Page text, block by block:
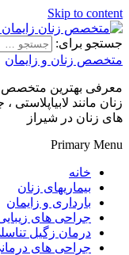
Skip to content
جستجو برای:
متخصص زنان و زایمان
معرفی بهترین متخصص
زنان مانند
های زنان در شیراز
Primary Menu
خانه
بیماریهای زنان
بارداری و زایمان
جراحی های
درمان زگیل
جراحی های